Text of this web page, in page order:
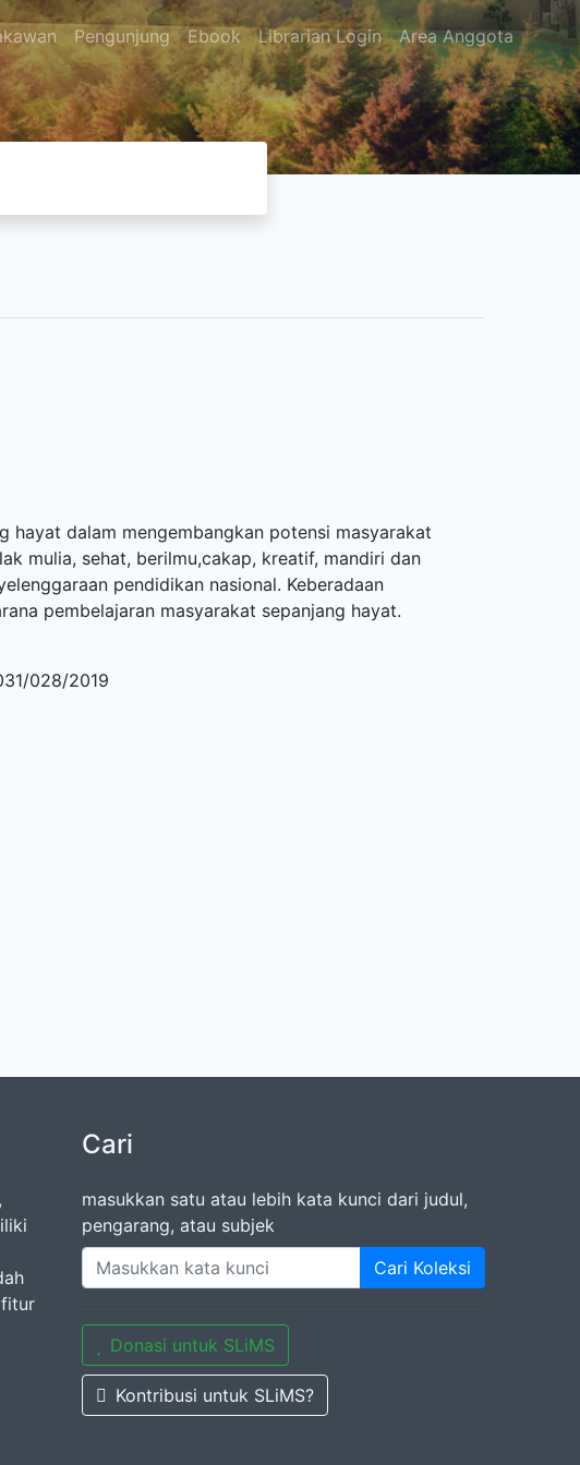
Pengunjung Ebook Librarian Login Area Anggota
hayat dalam mengembangkan potensi masyarakat
mulia, sehat, berilmu,cakap, kreatif, mandiri dan
pendidikan nasional. Keberadaan
pembelajaran masyarakat sepanjang hayat.
028/2019
Cari
masukkan satu atau lebih kata kunci dari judul,
pengarang, atau subjek
Cari Koleksi
Donasi untuk SLiMS
Kontribusi untuk SLiMS?